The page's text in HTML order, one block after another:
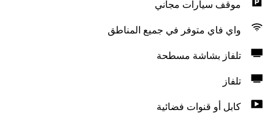
موقف سيارات مجاني
واي فاي متوفر في جميع المناطق
تلفاز بشاشة مسطحة
تلفاز
كابل أو قنوات فضائية